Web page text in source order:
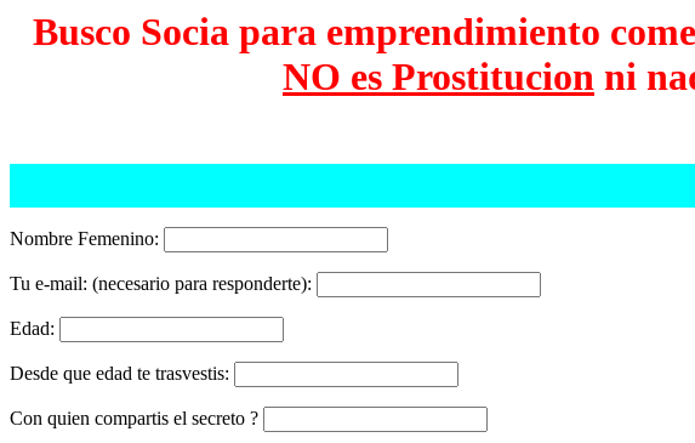
Busco Socia para emprendimiento
NO es Prostitucion ni
Nombre Femenino:
Tu e-mail: (necesario para responderte):
Edad:
Desde que edad te trasvestis:
Con quien compartis el secreto ?